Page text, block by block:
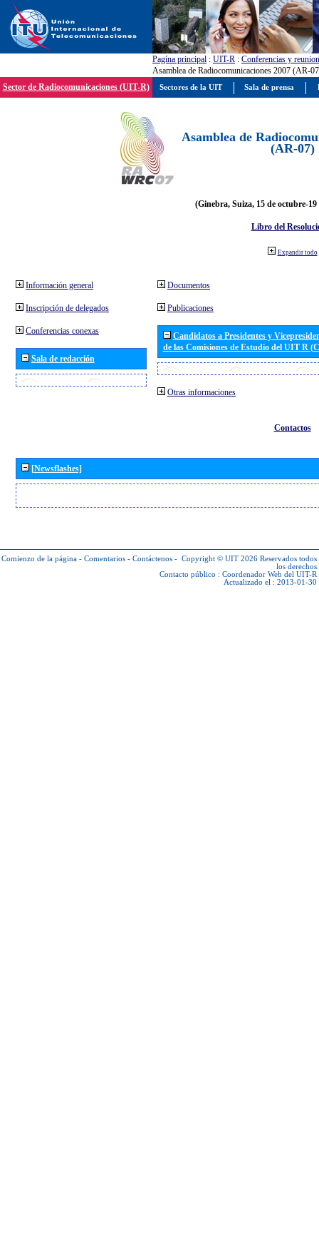
Pagína principal : UIT-R : Conferencias y
Asamblea de Radiocomunicaciones 2007 (AR-
Sector de Radiocomunicaciones (UIT-R)
Asamblea de
(AR-07)
(Ginebra, Suiza, 15 de octubre-19
Libro del
Expandir todo
Información general
Inscripción de delegados
Conferencias conexas
Sala de redacción
Documentos
Publicaciones
Candidatos a Presidentes y
de las Comisiones de Estudio del UIT R
Otras informaciones
Contactos
[Newsflashes]
Comienzo de la página - Comentarios - Contáctenos - Copyright © UIT 2026 Reservados todos
los derechos
Contacto público : Coordenador Web del UIT-R
Actualizado el : 2013-01-30
Sectores de la UIT Sala de prensa